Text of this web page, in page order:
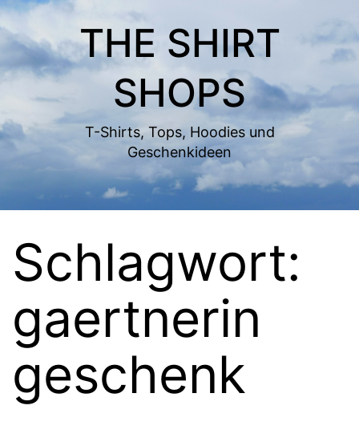
Zum
Inhalt
springen
THE SHIRT
SHOPS
T-Shirts, Tops, Hoodies und
Geschenkideen
Schlagwort:
gaertnerin
geschenk